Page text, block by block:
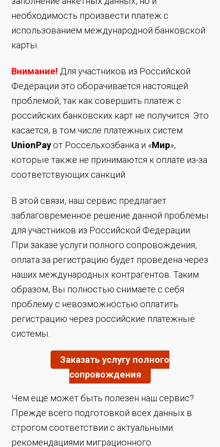
необходимость произвести платеж с
использованием международной банковской
карты.
Внимание! Для участников из Российской
Федерации это оборачивается настоящей
проблемой, так как совершить платеж с
российских банковских карт не получится. Это
касается, в том числе платежных систем
UnionPayот Россельхозбанка и «Мир»,
которые также не принимаются к оплате из-за
соответствующих санкций.
В этой связи, наш сервис предлагает
заблаговременное решение данной проблемы
для участников из Российской Федерации.
При заказе услуги полного сопровождения,
оплата за регистрацию будет проведена через
наших международных контрагентов. Таким
образом, Вы полностью снимаете с себя
проблему с невозможностью оплатить
регистрацию через российские платежные
системы.
Заказать услугу полного
сопровождения
Чем ещё может быть полезен наш сервис?
Прежде всего подготовкой всех данных в
строгом соответствии с актуальными
рекомендациями миграционного